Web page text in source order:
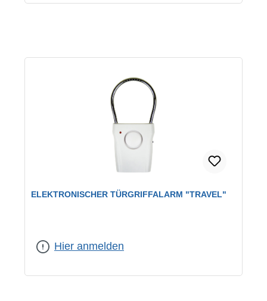
ELEKTRONISCHER TÜRGRIFFALARM "TRAVEL"
Hier anmelden